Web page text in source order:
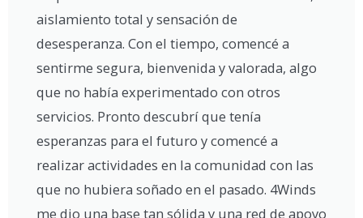
aislamiento total y sensación de
desesperanza. Con el tiempo, comencé a
sentirme segura, bienvenida y valorada, algo
que no había experimentado con otros
servicios. Pronto descubrí que tenía
esperanzas para el futuro y comencé a
realizar actividades en la comunidad con las
que no hubiera soñado en el pasado. 4Winds
me dio una base tan sólida y una red de apoyo